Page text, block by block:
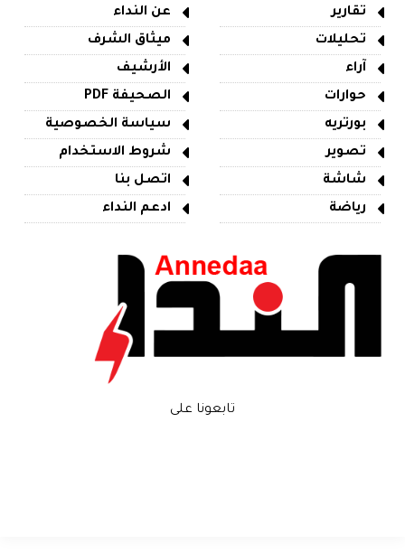
تقارير
تحليلات
آراء
حوارات
بورتريه
تصوير
شاشة
رياضة
عن النداء
ميثاق الشرف
الأرشيف
الصحيفة PDF
سياسة الخصوصية
شروط الاستخدام
اتصل بنا
ادعم النداء
تابعونا على